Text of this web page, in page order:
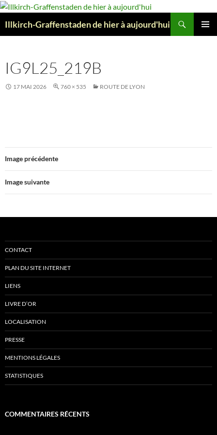
Aller
contenu
Illkirch-Graffenstaden de hier à aujourd'hui
IG9L25_219B
17 MAI 2026 760 × 535 ROUTE DE LYON
Image précédente
Image suivante
CONTACT
PLAN DU SITE INTERNET
LIENS
LIVRE D’OR
LOCALISATION
PRESSE
MENTIONS LÉGALES
STATISTIQUES
COMMENTAIRES RÉCENTS